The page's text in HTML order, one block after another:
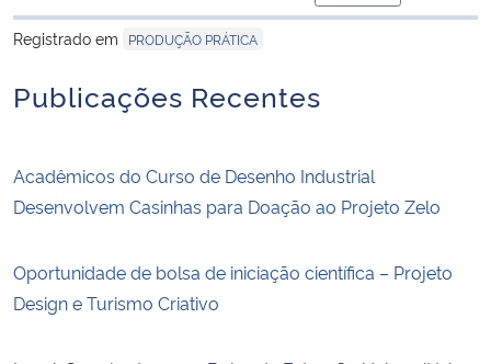
Gabinete de Segurança Institucional
Advocacia-Geral da União
Planalto
para área de
Registrado em
PRODUÇÃO PRÁTICA
Publicações Recentes
Acadêmicos do Curso de Desenho Industrial
Desenvolvem Casinhas para Doação ao Projeto Zelo
Oportunidade de bolsa de iniciação científica – Projeto
Design e Turismo Criativo